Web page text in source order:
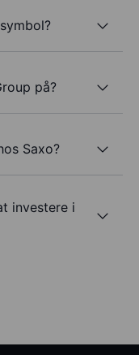
på?
Saxo?
investere i